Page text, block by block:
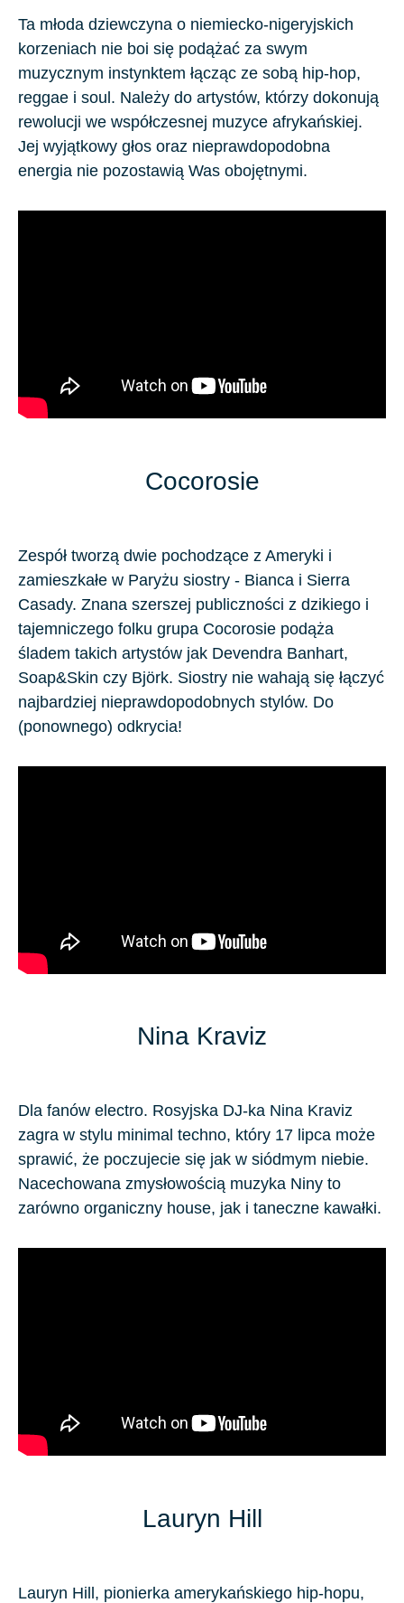
Ta młoda dziewczyna o niemiecko-nigeryjskich
korzeniach nie boi się podążać za swym
muzycznym instynktem łącząc ze sobą hip-hop,
reggae i soul. Należy do artystów, którzy dokonują
rewolucji we współczesnej muzyce afrykańskiej.
Jej wyjątkowy głos oraz nieprawdopodobna
energia nie pozostawią Was obojętnymi.
Cocorosie
Zespół tworzą dwie pochodzące z Ameryki i
zamieszkałe w Paryżu siostry - Bianca i Sierra
Casady. Znana szerszej publiczności z dzikiego i
tajemniczego folku grupa Cocorosie podąża
śladem takich artystów jak Devendra Banhart,
Soap&Skin czy Björk. Siostry nie wahają się łączyć
najbardziej nieprawdopodobnych stylów. Do
(ponownego) odkrycia!
Nina Kraviz
Dla fanów electro. Rosyjska DJ-ka Nina Kraviz
zagra w stylu minimal techno, który 17 lipca może
sprawić, że poczujecie się jak w siódmym niebie.
Nacechowana zmysłowością muzyka Niny to
zarówno organiczny house, jak i taneczne kawałki.
Lauryn Hill
Lauryn Hill, pionierka amerykańskiego hip-hopu,